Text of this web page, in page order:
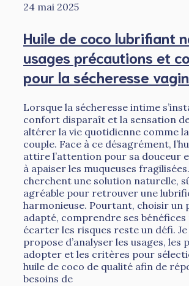
24 mai 2025
Huile de coco lubrifiant
usages précautions et
pour la sécheresse
Lorsque la sécheresse intime
confort disparaît et la sensation
altérer la vie quotidienne comme
couple. Face à ce désagrément,
attire l’attention pour sa douceur
à apaiser les muqueuses
cherchent une solution naturelle,
agréable pour retrouver une
harmonieuse. Pourtant, choisir un
adapté, comprendre ses bénéfices
écarter les risques reste un défi. Je
propose d’analyser les usages, les
adopter et les critères pour
huile de coco de qualité afin de
besoins de